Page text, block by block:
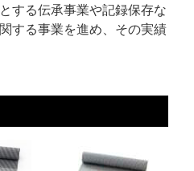
する伝承事業や記録保存な
する事業を進め、その実績